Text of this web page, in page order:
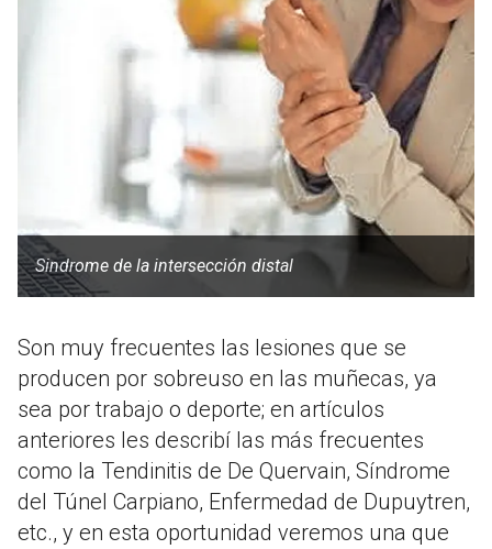
Sindrome de la intersección distal
Son muy frecuentes las lesiones que se
producen por sobreuso en las muñecas, ya
sea por trabajo o deporte; en artículos
anteriores les describí las más frecuentes
como la Tendinitis de De Quervain, Síndrome
del Túnel Carpiano, Enfermedad de Dupuytren,
etc., y en esta oportunidad veremos una que